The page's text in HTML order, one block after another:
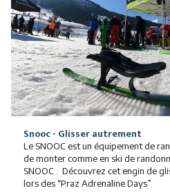
Snooc - Glisser autrement
Le SNOOC est un équipement de
de monter comme en ski de
SNOOC . Découvrez cet engin de
lors des “Praz Adrenaline Days”